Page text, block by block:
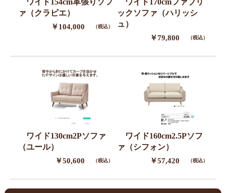
ァ（クラビエ）
￥104,000 （税込）
ックソファ（ハリッシ
ュ）
￥79,800 （税込）
ワイド130cm2Pソファ
（ユール）
￥50,600 （税込）
ワイド160cm2.5Pソフ
ァ（シフォン）
￥57,420 （税込）